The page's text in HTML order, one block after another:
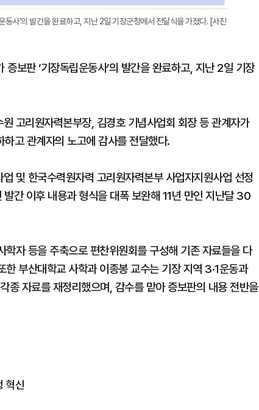
동사’의 발간을 완료하고, 지난 2일 기장군청에서 전달식을 가졌다. [사진
보판 ‘기장독립운동사’의 발간을 완료하고, 지난 2일 기장
고리원자력본부장, 김경호 기념사업회 회장 등 관계자가
하고 관계자의 노고에 감사를 전달했다.
및 한국수력원자력 고리원자력본부 사업자지원사업 선정
간 이후 내용과 형식을 대폭 보완해 11년 만인 지난달 30
자 등을 주축으로 편찬위원회를 구성해 기존 자료들을 다
부산대학교 사학과 이종봉 교수는 기장 지역 3·1운동과
자료를 재정리했으며, 감수를 맡아 증보판의 내용 전반을
혁신